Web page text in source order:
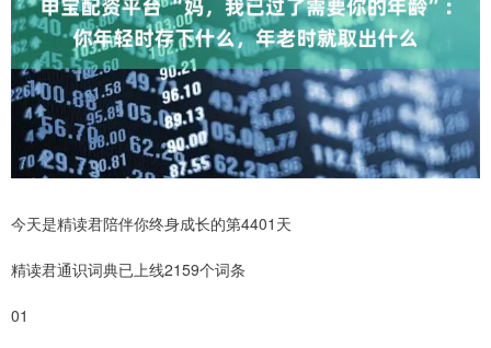
今天是精读君陪伴你终身成长的第4401天
精读君通识词典已上线2159个词条
01